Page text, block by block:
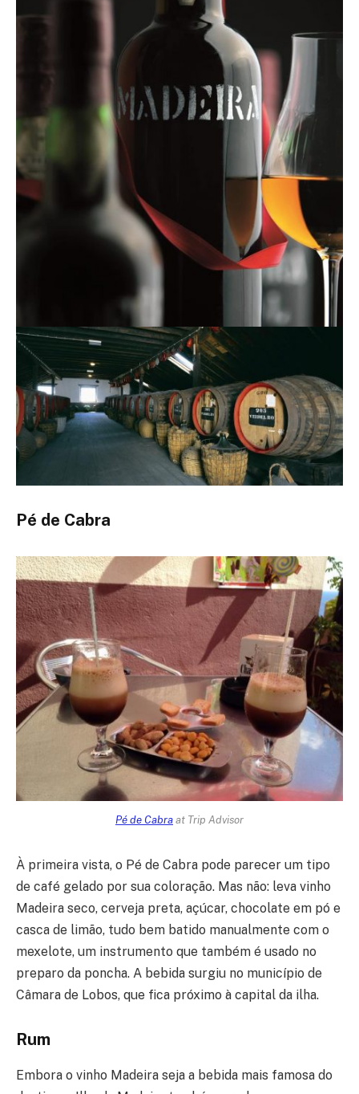
Pé de Cabra
Pé de Cabraat Trip Advisor
À primeira vista, o Pé de Cabra pode parecer um tipo
de café gelado por sua coloração. Mas não: leva vinho
Madeira seco, cerveja preta, açúcar, chocolate em pó e
casca de limão, tudo bem batido manualmente com o
mexelote, um instrumento que também é usado no
preparo da poncha. A bebida surgiu no município de
Câmara de Lobos, que fica próximo à capital da ilha.
Rum
Embora o vinho Madeira seja a bebida mais famosa do